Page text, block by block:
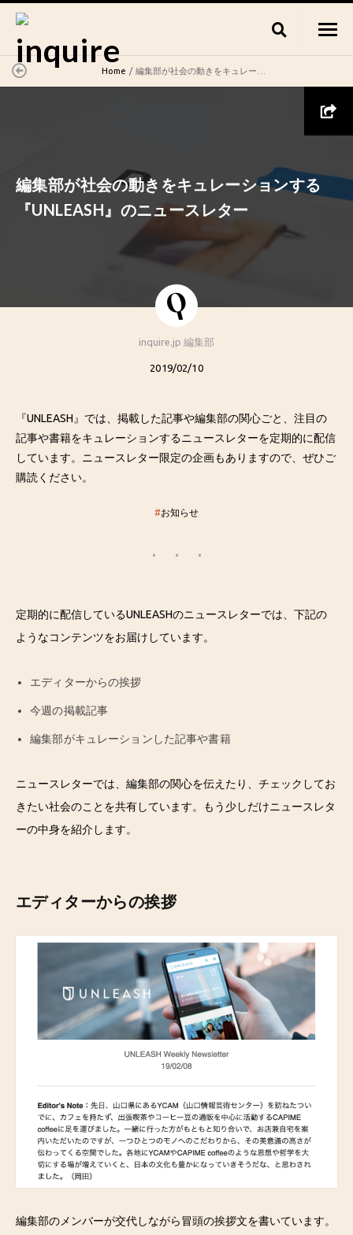
Home 編集部が社会の動きをキュレーションする『UNLEASH』のニュースレター
編集部が社会の動きをキュレーションする
『UNLEASH』のニュースレター
inquire.jp 編集部
2019/02/10
『UNLEASH』では、掲載した記事や編集部の関心ごと、注目の
記事や書籍をキュレーションするニュースレターを定期的に配信
しています。ニュースレター限定の企画もありますので、ぜひご
購読ください。
#お知らせ
定期的に配信しているUNLEASHのニュースレターでは、下記の
ようなコンテンツをお届けしています。
エディターからの挨拶
今週の掲載記事
編集部がキュレーションした記事や書籍
ニュースレターでは、編集部の関心を伝えたり、チェックしてお
きたい社会のことを共有しています。もう少しだけニュースレタ
ーの中身を紹介します。
エディターからの挨拶
編集部のメンバーが交代しながら冒頭の挨拶文を書いています。